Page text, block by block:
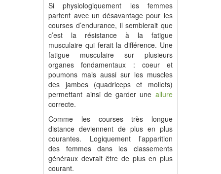
Si physiologiquement les femmes
partent avec un désavantage pour les
courses d’endurance, il semblerait que
c’est la résistance à la fatigue
musculaire qui ferait la différence. Une
fatigue musculaire sur plusieurs
organes fondamentaux : coeur et
poumons mais aussi sur les muscles
des jambes (quadriceps et mollets)
permettant ainsi de garder une allure
correcte.
Comme les courses très longue
distance deviennent de plus en plus
courantes. Logiquement l’apparition
des femmes dans les classements
généraux devrait être de plus en plus
courant.